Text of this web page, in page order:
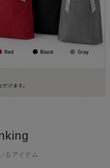
るアイテム